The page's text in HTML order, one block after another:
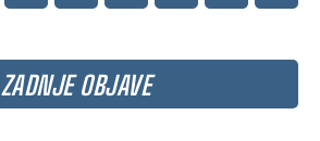
ZADNJE OBJAVE